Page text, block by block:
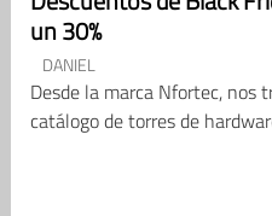
un 30%
DANIEL
Desde la marca Nfortec, nos
catálogo de torres de